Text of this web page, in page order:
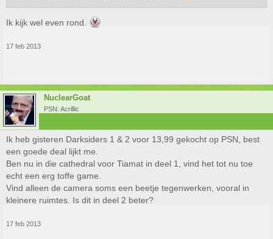
Ik kijk wel even rond.
17 feb 2013
NuclearGoat
PSN: Acrillic
Ik heb gisteren Darksiders 1 & 2 voor 13,99 gekocht op PSN, best
een goede deal lijkt me.
Ben nu in die cathedral voor Tiamat in deel 1, vind het tot nu toe
echt een erg toffe game.
Vind alleen de camera soms een beetje tegenwerken, vooral in
kleinere ruimtes. Is dit in deel 2 beter?
17 feb 2013